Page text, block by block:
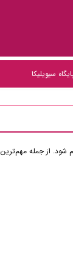
سیویلیکا
شود. از جمله مهم‌ترین